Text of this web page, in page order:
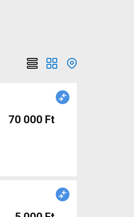
70 000 Ft